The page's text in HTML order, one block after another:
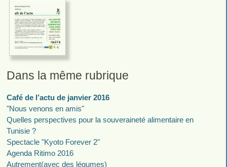
Dans la même rubrique
Café de l’actu de janvier 2016
"Nous venons en amis"
Quelles perspectives pour la souveraineté alimentaire en
Tunisie ?
Spectacle "Kyoto Forever 2"
Agenda Ritimo 2016
Autrement(avec des légumes)